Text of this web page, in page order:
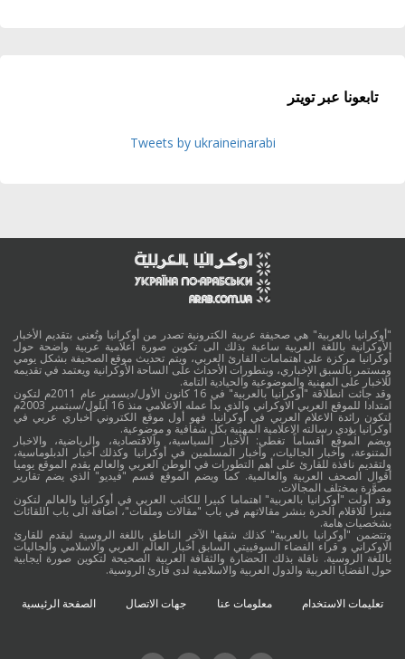
تابعونا عبر تويتر
Tweets by ukraineinarabi
"أوكرانيا بالعربية" هي صحيفة عربية الكترونية تصدر من أوكرانيا وتُعنى بتقديم الأخبار
الأوكرانية باللغة العربية ساعية بذلك الى تكوين صورة اعلامية عربية واضحة حول
أوكرانيا مركزة على اهتمامات القارئ العربي، ويتم تحديث موقع الصحيفة بشكل يومي
ومستمر بالسبق الإخباري، وبتطورات الأحداث على الساحة الأوكرانية ويعتمد في تقديمه
للاخبار على المهنية والموضوعية والحيادية التامة.
وقد جائت انطلاقة "أوكرانيا بالعربية" في 16 كانون الأول/ديسمبر عام 2011م لتكون
امتدادا للموقع العربي الاوكراني والذي بدأ عمله الاعلامي منذ 16 أيلول/سبتمبر 2003م
لتكون رائدة الاعلام العربي في أوكرانيا. فهو أول موقع الكتروني أخباري عربي في
أوكرانيا يؤدي رسالته الاعلامية المهنية بكل شفافية و موضوعية.
ويضم الموقع أقساماً تغطي: الأخبار السياسية، والاقتصادية، والرياضية، والاخبار
المتنوعة، وأخبار الجاليات، وأخبار المسلمين في أوكرانيا وكذلك أخبار الدبلوماسية،
ولتقديم نافذة للقارئ على أهم التطورات في الوطن العربي والعالم يقدم الموقع يوميا
أقوال الصحف العربية والعالمية. كما ويضم الموقع قسم "فيديو" الذي يضم تقارير
مصوَّرة بمختلف المجالات.
وقد أولت "أوكرانيا بالعربية" اهتماما كبيرا للكاتب العربي في أوكرانيا والعالم لتكون
منبرا للاقلام الحرة بنشر مقالاتهم في باب "مقالات وملفات"، اضافة الى باب اللقائات
بشخصيات هامة.
وتتضمن "أوكرانيا بالعربية" كذلك شقها الآخر الناطق باللغة الروسية ليقدم للقارئ
الاوكراني و قراء الفضاء السوفييتي السابق أخبار العالم العربي والاسلامي والجاليات
باللغة الروسية. ناقلة بذلك الحضارة والثقافة العربية الصحيحة لتكوين صورة ايجابية
حول القضايا العربية والدول العربية والاسلامية لدى قارئ الروسية.
تعليمات الاستخدام معلومات عنا جهات الاتصال الصفحة الرئيسية